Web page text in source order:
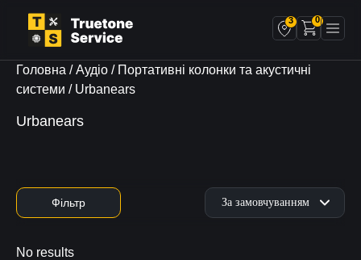
3 0
Головна /Аудіо / Портативні колонки та акустичні
системи / Urbanears
Urbanears
Фільтр
No results